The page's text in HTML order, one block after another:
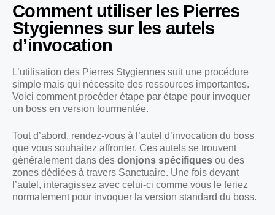
Comment utiliser les Pierres
Stygiennes sur les autels
d’invocation
L’utilisation des Pierres Stygiennes suit une procédure
simple mais qui nécessite des ressources importantes.
Voici comment procéder étape par étape pour invoquer
un boss en version tourmentée.
Tout d’abord, rendez-vous à l’autel d’invocation du boss
que vous souhaitez affronter. Ces autels se trouvent
généralement dans des donjons spécifiques ou des
zones dédiées à travers Sanctuaire. Une fois devant
l’autel, interagissez avec celui-ci comme vous le feriez
normalement pour invoquer la version standard du boss.